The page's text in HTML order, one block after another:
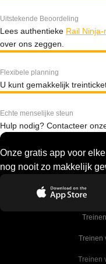
Uitstekende Beoordeling
Lees authentieke Rail
over ons zeggen.
Flexibele planning
U kunt gemakkelijk
Echte menselijke steun
Hulp nodig? Contacteer
Onze gratis app voor
nog nooit zo makkelijk
Treinen
Treinen